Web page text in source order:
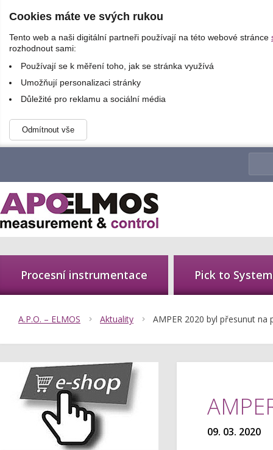
Cookies máte ve svých rukou
Tento web a naši digitální partneři používají na této webové stránce
rozhodnout sami:
Používají se k měření toho, jak se stránka využívá
Umožňují personalizaci stránky
Důležité pro reklamu a sociální média
Odmítnout vše
Procesní instrumentace Pick to
A.P.O. – ELMOS Aktuality AMPER 2020 byl přesunut na
09. 03. 2020